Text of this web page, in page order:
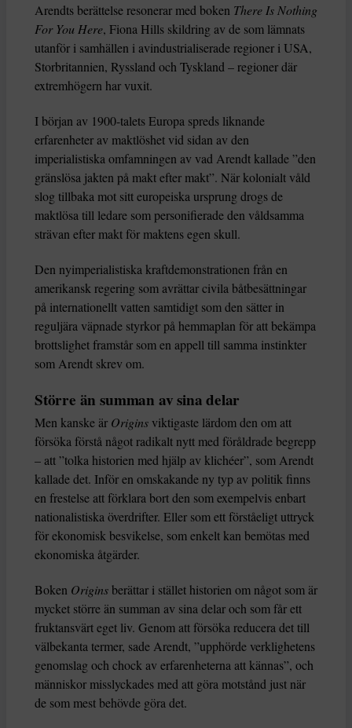
Arendts berättelse resonerar med boken There Is Nothing
For You Here, Fiona Hills skildring av de som lämnats
utanför i samhällen i avindustrialiserade regioner i USA,
Storbritannien, Ryssland och Tyskland – regioner där
extremhögern har vuxit.
I början av 1900-talets Europa spreds liknande
erfarenheter av maktlöshet vid sidan av den
imperialistiska omfamningen av vad Arendt kallade ”den
gränslösa jakten på makt efter makt”. När kolonialt våld
slog tillbaka mot sitt europeiska ursprung drogs de
maktlösa till ledare som personifierade den våldsamma
strävan efter makt för maktens egen skull.
Den nyimperialistiska kraftdemonstrationen från en
amerikansk regering som avrättar civila båtbesättningar
på internationellt vatten samtidigt som den sätter in
reguljära väpnade styrkor på hemmaplan för att bekämpa
brottslighet framstår som en appell till samma instinkter
som Arendt skrev om.
Större än summan av sina delar
Men kanske är Origins viktigaste lärdom den om att
försöka förstå något radikalt nytt med föråldrade begrepp
– att ”tolka historien med hjälp av klichéer”, som Arendt
kallade det. Inför en omskakande ny typ av politik finns
en frestelse att förklara bort den som exempelvis enbart
nationalistiska överdrifter. Eller som ett förståeligt uttryck
för ekonomisk besvikelse, som enkelt kan bemötas med
ekonomiska åtgärder.
Boken Originsberättar i stället historien om något som är
mycket större än summan av sina delar och som får ett
fruktansvärt eget liv. Genom att försöka reducera det till
välbekanta termer, sade Arendt, ”upphörde verklighetens
genomslag och chock av erfarenheterna att kännas”, och
människor misslyckades med att göra motstånd just när
de som mest behövde göra det.